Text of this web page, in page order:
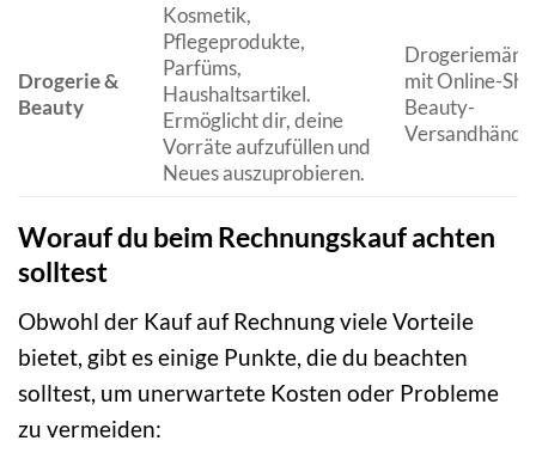
Drogerie &
Beauty
Kosmetik,
Pflegeprodukte,
Parfüms,
Haushaltsartikel.
Ermöglicht dir, deine
Vorräte aufzufüllen und
Neues auszuprobieren.
mit Online-
Beauty-
Worauf du beim Rechnungskauf achten
solltest
Obwohl der Kauf auf Rechnung viele Vorteile
bietet, gibt es einige Punkte, die du beachten
solltest, um unerwartete Kosten oder Probleme
zu vermeiden: